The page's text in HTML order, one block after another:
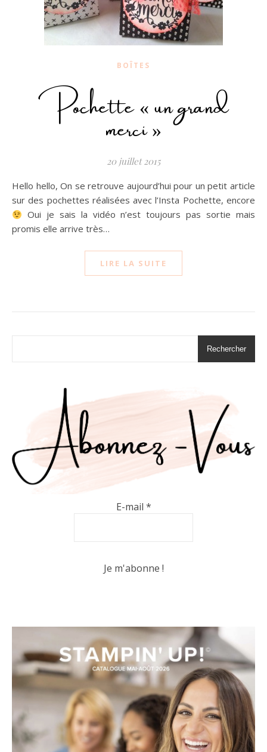
BOÎTES
Pochette « un grand
merci »
20 juillet 2015
Hello hello, On se retrouve aujourd’hui pour un petit article
sur des pochettes réalisées avec l’Insta Pochette, encore
Oui je sais la vidéo n’est toujours pas sortie mais
promis elle arrive très…
LIRE LA SUITE
Rechercher
E-mail *